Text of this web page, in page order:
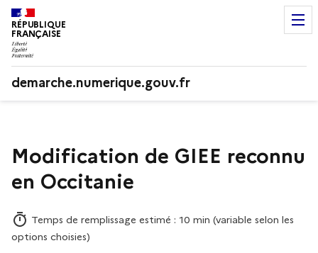
RÉPUBLIQUE
FRANÇAISE
demarche.numerique.gouv.fr
Modification de GIEE reconnu
en Occitanie
Temps de remplissage estimé : 10 min (variable selon les
options choisies)